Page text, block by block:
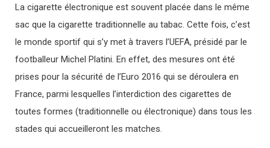
La cigarette électronique est souvent placée dans le même
sac que la cigarette traditionnelle au tabac. Cette fois, c’est
le monde sportif qui s’y met à travers l’UEFA, présidé par le
footballeur Michel Platini. En effet, des mesures ont été
prises pour la sécurité de l’Euro 2016 qui se déroulera en
France, parmi lesquelles l’interdiction des cigarettes de
toutes formes (traditionnelle ou électronique) dans tous les
stades qui accueilleront les matches.